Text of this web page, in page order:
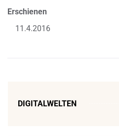
Erschienen
11.4.2016
DIGITALWELTEN